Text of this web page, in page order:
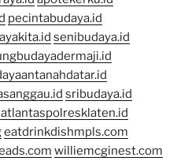
pecintabudaya.id
senibudaya.id
sribudaya.id
eatdrinkdishmpls.com
williemcginest.com